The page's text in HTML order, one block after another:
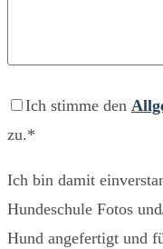
Ich stimme den
zu.*
Ich bin damit
Hundeschule Fotos
Hund angefertigt und